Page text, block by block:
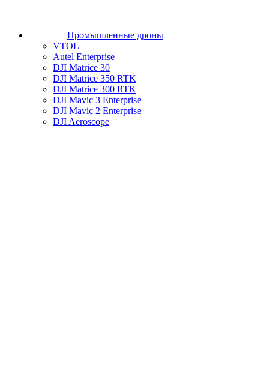
Промышленные дроны
VTOL
Autel Enterprise
DJI Matrice 30
DJI Matrice 350 RTK
DJI Matrice 300 RTK
DJI Mavic 3 Enterprise
DJI Mavic 2 Enterprise
DJI Aeroscope